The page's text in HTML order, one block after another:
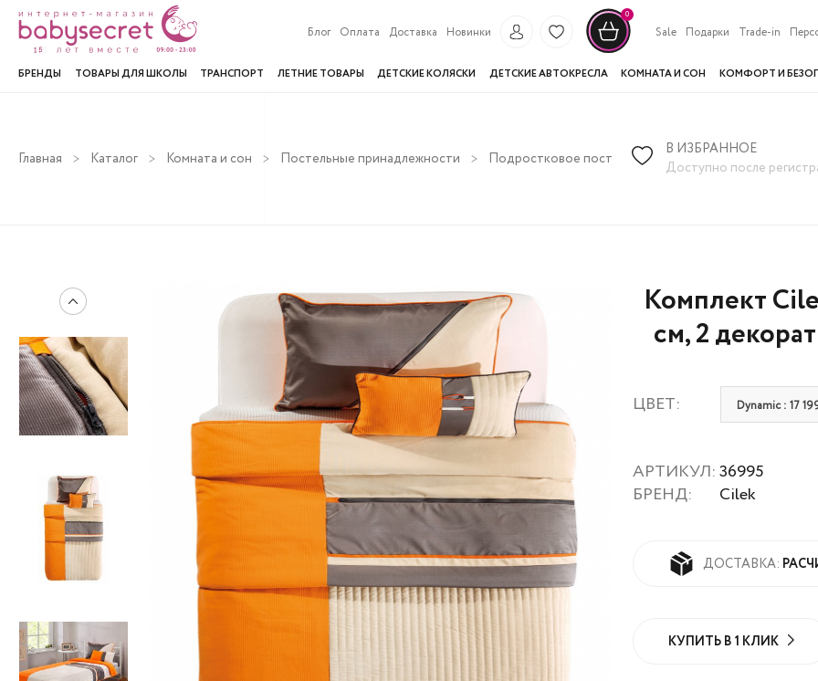
Блог Оплата Доставка Новинки
0
Sale Подарки Trade-in
БРЕНДЫ ТОВАРЫ ДЛЯ ШКОЛЫ ТРАНСПОРТ ЛЕТНИЕ ТОВАРЫ ДЕТСКИЕ КОЛЯСКИ ДЕТСКИЕ АВТОКРЕСЛА КОМНАТА И СОН КОМФОРТ И
Главная Каталог Комната и сон Постельные принадлежности Подростковое постельное белье
В ИЗБРАННОЕ
Доступно после
Комплект
см, 2
ЦВЕТ: Dynamic : 17
АРТИКУЛ:
БРЕНД:
36995
Cilek
ДОСТАВКА:
КУПИТЬ В 1 КЛИК